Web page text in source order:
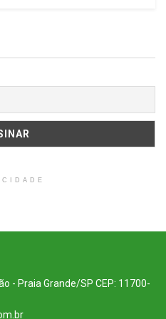
- Praia Grande/SP CEP: 11700-